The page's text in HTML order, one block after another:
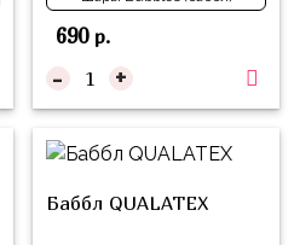
690р.
- +
Баббл QUALATEX